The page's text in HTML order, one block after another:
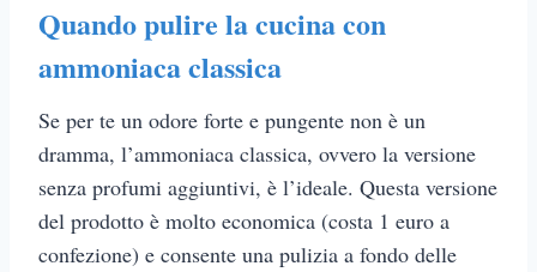
Quando pulire la cucina con
ammoniaca classica
Se per te un odore forte e pungente non è un
dramma, l’ammoniaca classica, ovvero la versione
senza profumi aggiuntivi, è l’ideale. Questa versione
del prodotto è molto economica (costa 1 euro a
confezione) e consente una pulizia a fondo delle